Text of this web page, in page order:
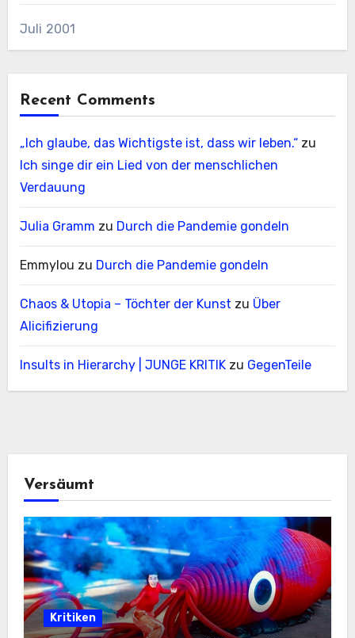
Juli 2001
Recent Comments
„Ich glaube, das Wichtigste ist, dass wir leben.“zu
Ich singe dir ein Lied von der menschlichen
Verdauung
Julia Gramm zu Durch die Pandemie gondeln
Emmylou zu Durch die Pandemie gondeln
Chaos & Utopia – Töchter der Kunst zu Über
Alicifizierung
Insults in Hierarchy | JUNGE KRITIKzu GegenTeile
Versäumt
Kritiken